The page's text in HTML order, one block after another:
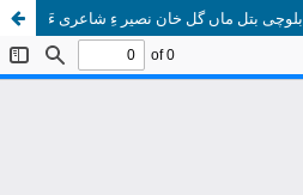
بلوچی بتل ماں گل خان نصیر ءِ شاعری ءَ